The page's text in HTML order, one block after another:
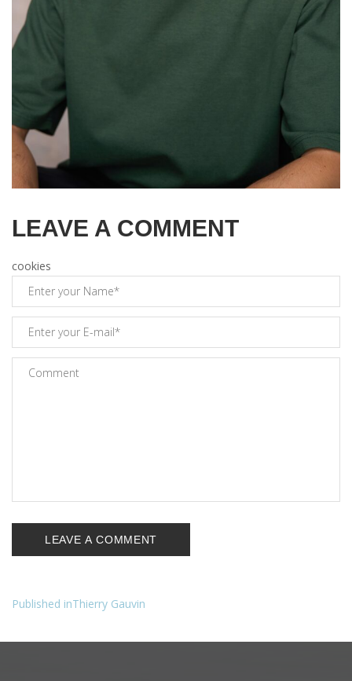
LEAVE A COMMENT
cookies
Navigation
Published inThierry Gauvin